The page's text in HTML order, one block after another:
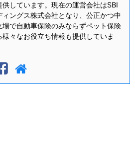
供しています。現在の運営会社はSBI
ィングス株式会社となり、公正かつ中
場で自動車保険のみならずペット保険
様々なお役立ち情報も提供していま